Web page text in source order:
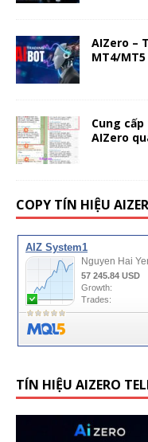
AIZero –
MT4/MT5
Cung
AIZero
COPY TÍN HIỆU
TÍN HIỆU AIZERO